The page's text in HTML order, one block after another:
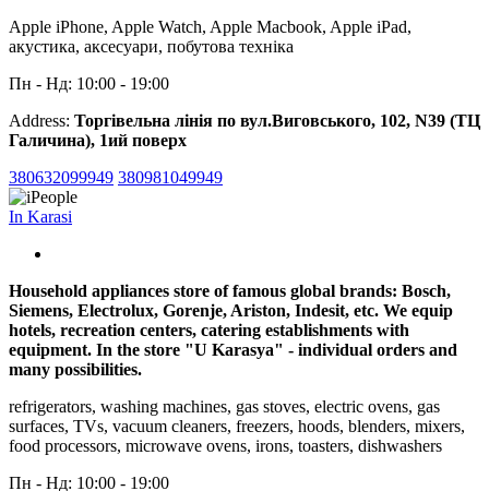
Apple iPhone, Apple Watch, Apple Macbook, Apple iPad,
акустика, аксесуари, побутова техніка
Пн - Нд: 10:00 - 19:00
Address: Торгівельна лінія по вул.Виговського, 102, N39 (ТЦ
Галичина), 1ий поверх
380632099949 380981049949
In Karasi
Household appliances store of famous global brands: Bosch,
Siemens, Electrolux, Gorenje, Ariston, Indesit, etc. We equip
hotels, recreation centers, catering establishments with
equipment. In the store "U Karasya" - individual orders and
many possibilities.
refrigerators, washing machines, gas stoves, electric ovens, gas
surfaces, TVs, vacuum cleaners, freezers, hoods, blenders, mixers,
food processors, microwave ovens, irons, toasters, dishwashers
Пн - Нд: 10:00 - 19:00